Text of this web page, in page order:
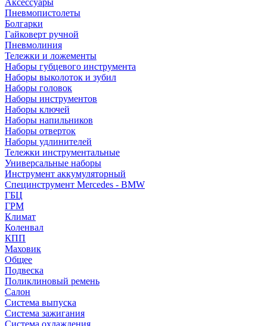
Аксессуары
Пневмопистолеты
Болгарки
Гайковерт ручной
Пневмолиния
Тележки и ложементы
Наборы губцевого инструмента
Наборы выколоток и зубил
Наборы головок
Наборы инструментов
Наборы ключей
Наборы напильников
Наборы отверток
Наборы удлинителей
Тележки инструментальные
Универсальные наборы
Инструмент аккумуляторный
Специнструмент Mercedes - BMW
ГБЦ
ГРМ
Климат
Коленвал
КПП
Маховик
Общее
Подвеска
Поликлиновый ремень
Салон
Система выпуска
Система зажигания
Система охлаждения